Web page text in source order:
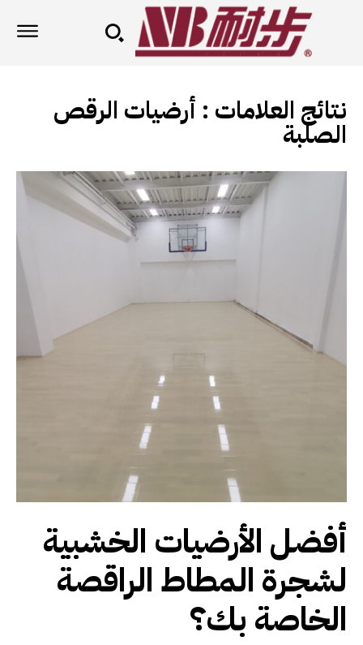
نتائج العلامات : أرضيات الرقص
الصلبة
أفضل الأرضيات الخشبية
لشجرة المطاط الراقصة
الخاصة بك؟